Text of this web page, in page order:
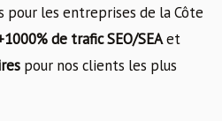
pour les entreprises de la Côte
de trafic SEO/SEAet
pour nos clients les plus